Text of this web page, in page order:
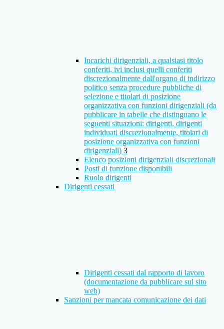
Incarichi dirigenziali, a qualsiasi titolo
conferiti, ivi inclusi quelli conferiti
discrezionalmente dall'organo di indirizzo
politico senza procedure pubbliche di
selezione e titolari di posizione
organizzativa con funzioni dirigenziali (da
pubblicare in tabelle che distinguano le
seguenti situazioni: dirigenti, dirigenti
individuati discrezionalmente, titolari di
posizione organizzativa con funzioni
dirigenziali) 3
Elenco posizioni dirigenziali discrezionali
Posti di funzione disponibili
Ruolo dirigenti
Dirigenti cessati
Dirigenti cessati dal rapporto di lavoro
(documentazione da pubblicare sul sito
web)
Sanzioni per mancata comunicazione dei dati